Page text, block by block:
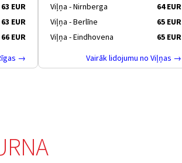
63 EUR
63 EUR
66 EUR
→
Viļņa - Nirnberga
64 EUR
Viļņa - Berlīne
65 EUR
Viļņa - Eindhovena
65 EUR
Vairāk lidojumu no Viļņas →